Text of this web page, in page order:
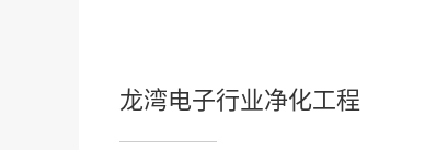
龙湾电子行业净化工程